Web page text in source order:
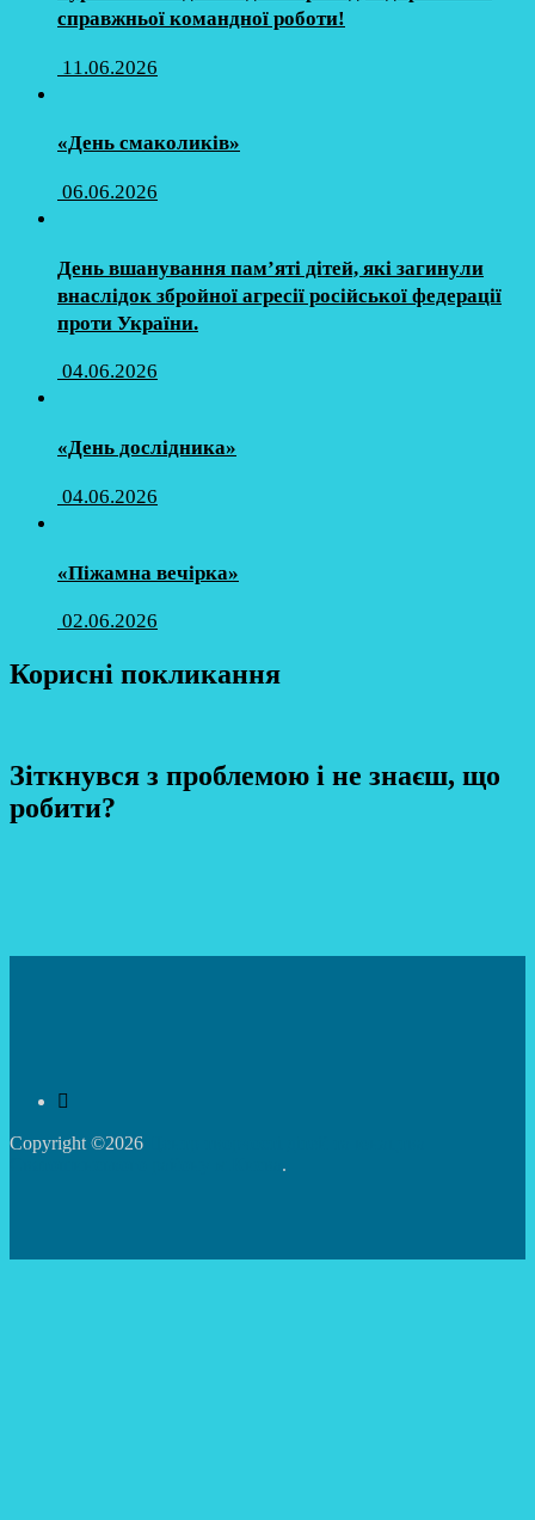
справжньої командної роботи!
11.06.2026
«День смаколиків»
06.06.2026
День вшанування пам’яті дітей, які загинули
внаслідок збройної агресії російської федерації
проти України.
04.06.2026
«День дослідника»
04.06.2026
«Піжамна вечірка»
02.06.2026
Корисні покликання
Зіткнувся з проблемою і не знаєш, що
робити?
Copyright ©2026
.